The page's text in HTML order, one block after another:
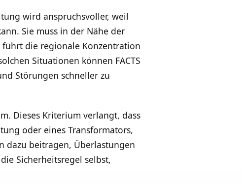
wird anspruchsvoller, weil
Sie muss in der Nähe der
die regionale Konzentration
Situationen können FACTS
Störungen schneller zu
Dieses Kriterium verlangt, dass
oder eines Transformators,
dazu beitragen, Überlastungen
Sicherheitsregel selbst,